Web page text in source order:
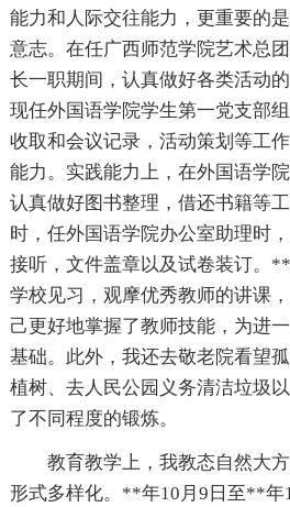
能力和人际交往能力，更重要的
意志。在任广西师范学院艺术总
长一职期间，认真做好各类活动
现任外国语学院学生第一党支部
收取和会议记录，活动策划等工
能力。实践能力上，在外国语学
认真做好图书整理，借还书籍等
时，任外国语学院办公室助理时
接听，文件盖章以及试卷装订。
学校见习，观摩优秀教师的讲课
己更好地掌握了教师技能，为进
基础。此外，我还去敬老院看望
植树、去人民公园义务清洁垃圾
了不同程度的锻炼。
教育教学上，我教态自然大
形式多样化。**年10月9日至**年